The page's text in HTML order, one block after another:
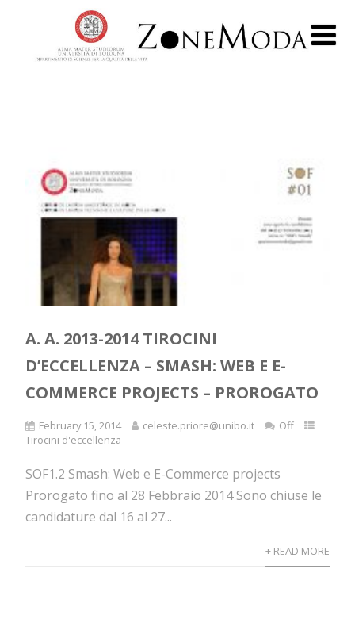
A. A. 2013-2014 TIROCINI
D’ECCELLENZA – SMASH: WEB E E-
COMMERCE PROJECTS – PROROGATO
February 15, 2014 celeste.priore@unibo.it
Off
Tirocini d'eccellenza
SOF1.2 Smash: Web e E-Commerce projects
Prorogato fino al 28 Febbraio 2014 Sono chiuse le
candidature dal 16 al 27...
+ READ MORE